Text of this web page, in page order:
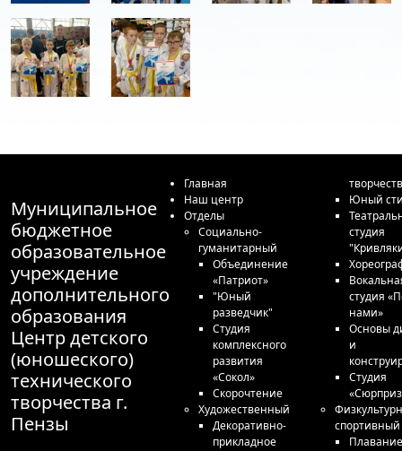
Муниципальное
бюджетное
образовательное
учреждение
дополнительного
образования
Центр детского
(юношеского)
технического
творчества г.
Пензы
Главная
Наш центр
Отделы
Социально-
гуманитарный
Объединение
«Патриот»
"Юный
разведчик"
Студия
комплексного
развития
«Сокол»
Скорочтение
Художественный
Декоративно-
прикладное
Юный
студия
студия
нами»
Основы
и
Студия
спортивный
Плавание